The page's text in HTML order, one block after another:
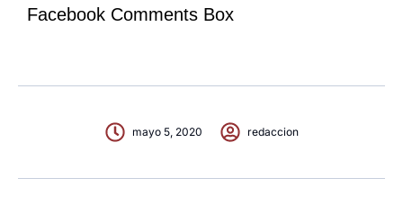
Facebook Comments Box
mayo 5, 2020 redaccion